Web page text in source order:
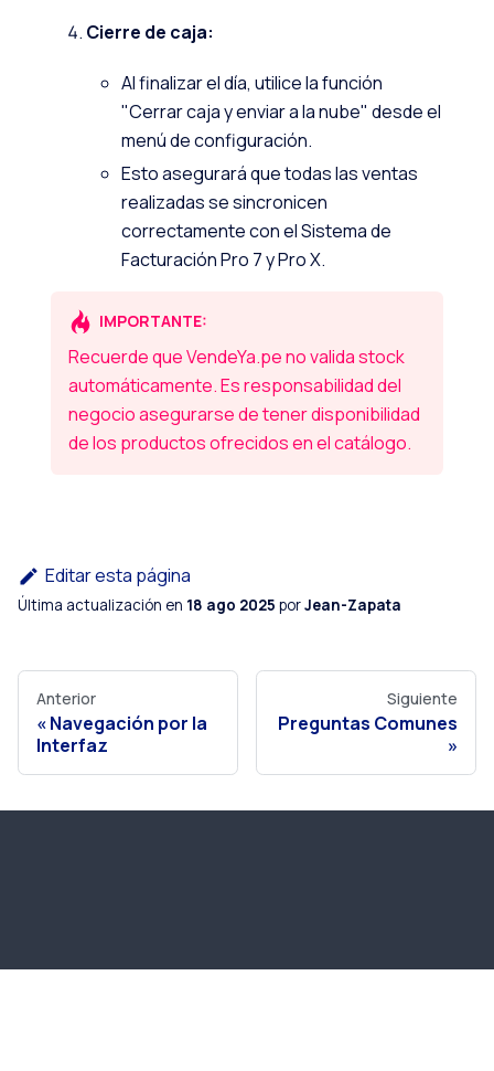
Cierre de caja:
Al finalizar el día, utilice la función
"Cerrar caja y enviar a la nube" desde el
menú de configuración.
Esto asegurará que todas las ventas
realizadas se sincronicen
correctamente con el Sistema de
Facturación Pro 7 y Pro X.
IMPORTANTE:
Recuerde que VendeYa.pe no valida stock
automáticamente. Es responsabilidad del
negocio asegurarse de tener disponibilidad
de los productos ofrecidos en el catálogo.
Editar esta página
Última actualización en 18 ago 2025 porJean-Zapata
Anterior
Navegación por la
Interfaz
Siguiente
Preguntas Comunes